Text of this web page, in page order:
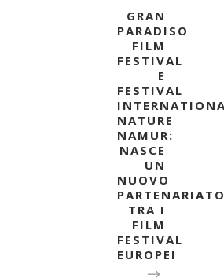
GRAN
PARADISO
FILM
FESTIVAL
E
FESTIVAL
NATURE
NAMUR:
NASCE
UN
NUOVO
TRA I
FILM
FESTIVAL
EUROPEI